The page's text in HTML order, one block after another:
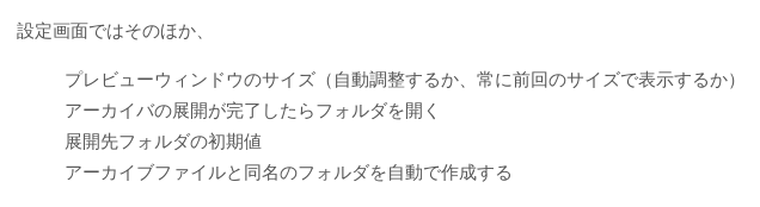
設定画面ではそのほか、
プレビューウィンドウのサイズ（自動調整するか、常に前回のサイズで表示するか）
アーカイバの展開が完了したらフォルダを開く
展開先フォルダの初期値
アーカイブファイルと同名のフォルダを自動で作成する